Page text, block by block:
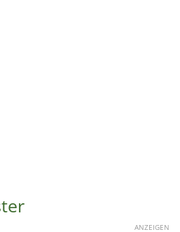
ANZEIGEN